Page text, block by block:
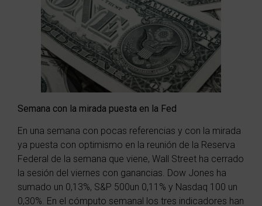
Semana con la mirada puesta en la Fed
En una semana con pocas referencias y con la mirada
ya puesta con optimismo en la reunión de la Reserva
Federal de la semana que viene, Wall Street ha cerrado
la sesión del viernes con ganancias. Dow Jones ha
sumado un 0,13%, S&P 500un 0,11% y Nasdaq 100 un
0,30%. En el cómputo semanal los tres indicadores han